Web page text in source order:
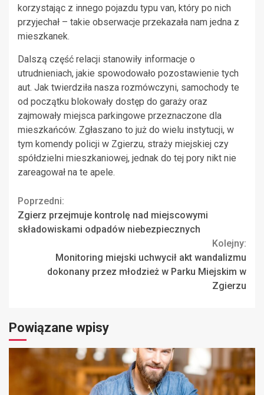
korzystając z innego pojazdu typu van, który po nich
przyjechał – takie obserwacje przekazała nam jedna z
mieszkanek.
Dalszą część relacji stanowiły informacje o
utrudnieniach, jakie spowodowało pozostawienie tych
aut. Jak twierdziła nasza rozmówczyni, samochody te
od początku blokowały dostęp do garaży oraz
zajmowały miejsca parkingowe przeznaczone dla
mieszkańców. Zgłaszano to już do wielu instytucji, w
tym komendy policji w Zgierzu, straży miejskiej czy
spółdzielni mieszkaniowej, jednak do tej pory nikt nie
zareagował na te apele.
Continue
Reading
Poprzedni:
Zgierz przejmuje kontrolę nad miejscowymi
składowiskami odpadów niebezpiecznych
Kolejny:
Monitoring miejski uchwycił akt wandalizmu
dokonany przez młodzież w Parku Miejskim w
Zgierzu
Powiązane wpisy